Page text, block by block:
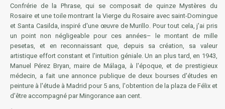
Confrérie de la Phrase, qui se composait de quinze Mystères du
Rosaire et une toile montrant la Vierge du Rosaire avec saint-Domingue
et Santa Casilda, inspiré d'une œuvre de Murillo. Pour tout cela, j'ai pris
un point non négligeable pour ces années– le montant de mille
pesetas, et en reconnaissant que, depuis sa création, sa valeur
artistique effort constant et l'intuition géniale. Un an plus tard, en 1943,
Manuel Pérez Bryan, maire de Málaga, à l'époque, et de prestigieux
médecin, a fait une annonce publique de deux bourses d'études en
peinture à l'étude à Madrid pour 5 ans, l'obtention de la plaza de Félix et
d'être accompagné par Mingorance aan cent.